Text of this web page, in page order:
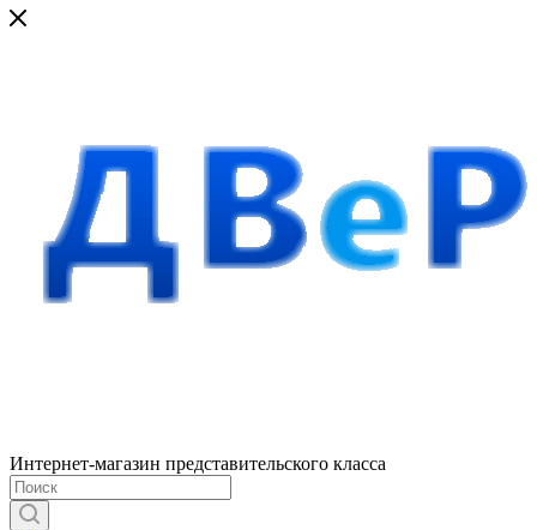
Интернет-магазин представительского класса